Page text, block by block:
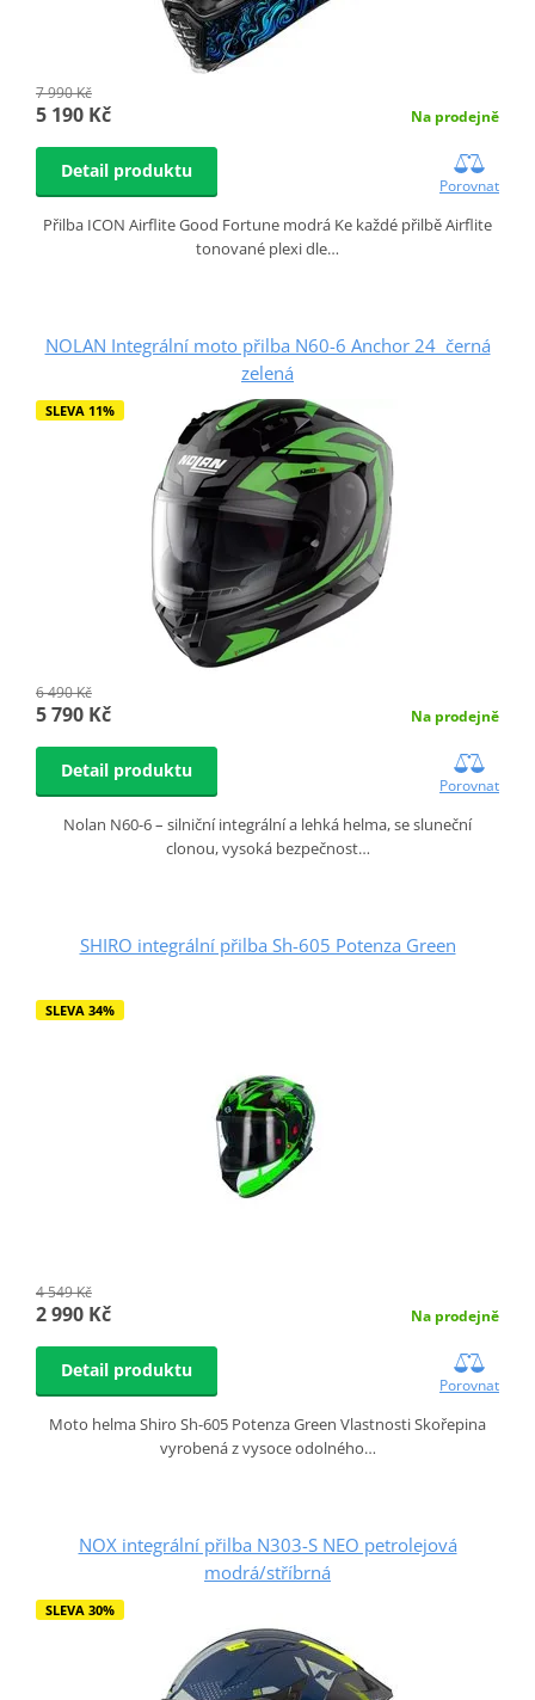
7 990 Kč
5 190 Kč Na prodejně
Detail produktu
Porovnat
Přilba ICON Airflite Good Fortune modrá Ke každé přilbě Airflite
tonované plexi dle…
NOLAN Integrální moto přilba N60-6 Anchor 24 černá
zelená
SLEVA 11%
6 490 Kč
5 790 Kč Na prodejně
Detail produktu
Porovnat
Nolan N60-6 – silniční integrální a lehká helma, se sluneční
clonou, vysoká bezpečnost…
SHIRO integrální přilba Sh-605 Potenza Green
SLEVA 34%
4 549 Kč
2 990 Kč Na prodejně
Detail produktu
Porovnat
Moto helma Shiro Sh-605 Potenza Green Vlastnosti Skořepina
vyrobená z vysoce odolného…
NOX integrální přilba N303-S NEO petrolejová
modrá/stříbrná
SLEVA 30%